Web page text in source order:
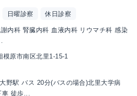
日曜診察 休日診察
内科 腎臓内科 血液内科 リウマチ科 感染
模原市南区北里1-15-1
野駅 バス 20分(バスの場合)北里大学病
車 徒歩...